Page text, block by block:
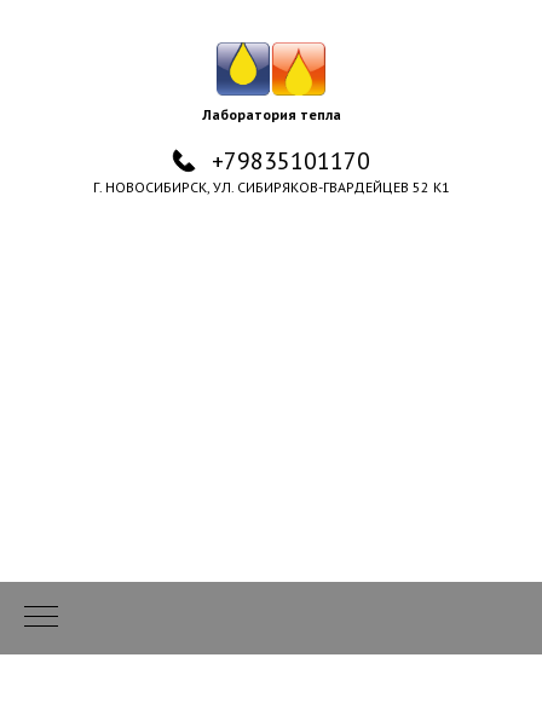
Лаборатория тепла
+79835101170
Г. НОВОСИБИРСК, УЛ. СИБИРЯКОВ-ГВАРДЕЙЦЕВ 52 К1